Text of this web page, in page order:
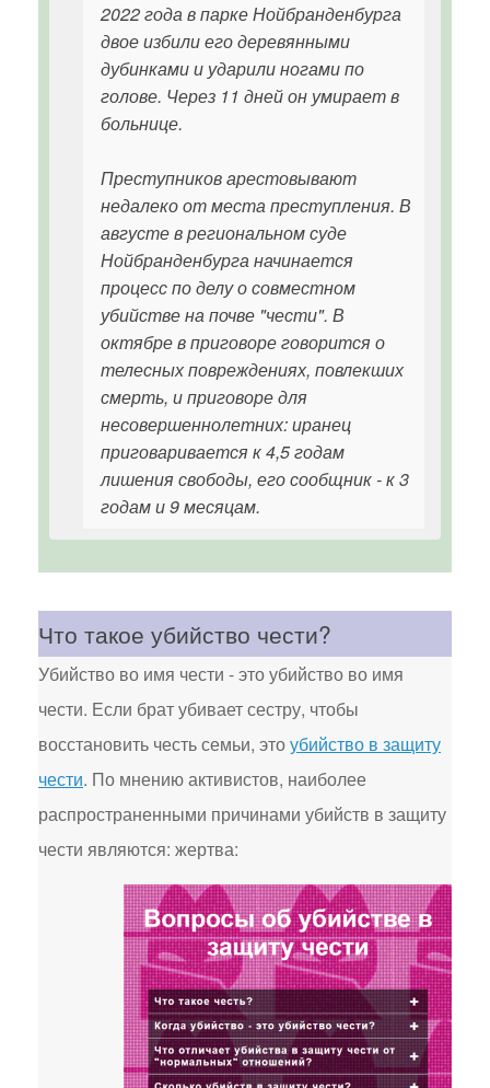
2022 года в парке Нойбранденбурга
двое избили его деревянными
дубинками и ударили ногами по
голове. Через 11 дней он умирает в
больнице.
Преступников арестовывают
недалеко от места преступления. В
августе в региональном суде
Нойбранденбурга начинается
процесс по делу о совместном
убийстве на почве "чести". В
октябре в приговоре говорится о
телесных повреждениях, повлекших
смерть, и приговоре для
несовершеннолетних: иранец
приговаривается к 4,5 годам
лишения свободы, его сообщник - к 3
годам и 9 месяцам.
Что такое убийство чести?
Убийство во имя чести - это убийство во имя
чести. Если брат убивает сестру, чтобы
восстановить честь семьи, этоубийство в защиту
чести. По мнению активистов, наиболее
распространенными причинами убийств в защиту
чести являются: жертва: